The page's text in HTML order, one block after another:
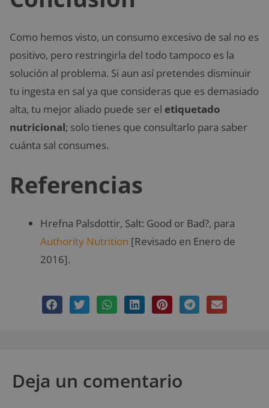
Como hemos visto, un consumo excesivo de sal no es
positivo, pero restringirla del todo tampoco es la
solución al problema. Si aun así pretendes disminuir
tu ingesta en sal ya que consideras que es demasiado
alta, tu mejor aliado puede ser el etiquetado
nutricional; solo tienes que consultarlo para saber
cuánta sal consumes.
Referencias
Hrefna Palsdottir, Salt: Good or Bad?, para
Authority Nutrition [Revisado en Enero de
2016].
Deja un comentario